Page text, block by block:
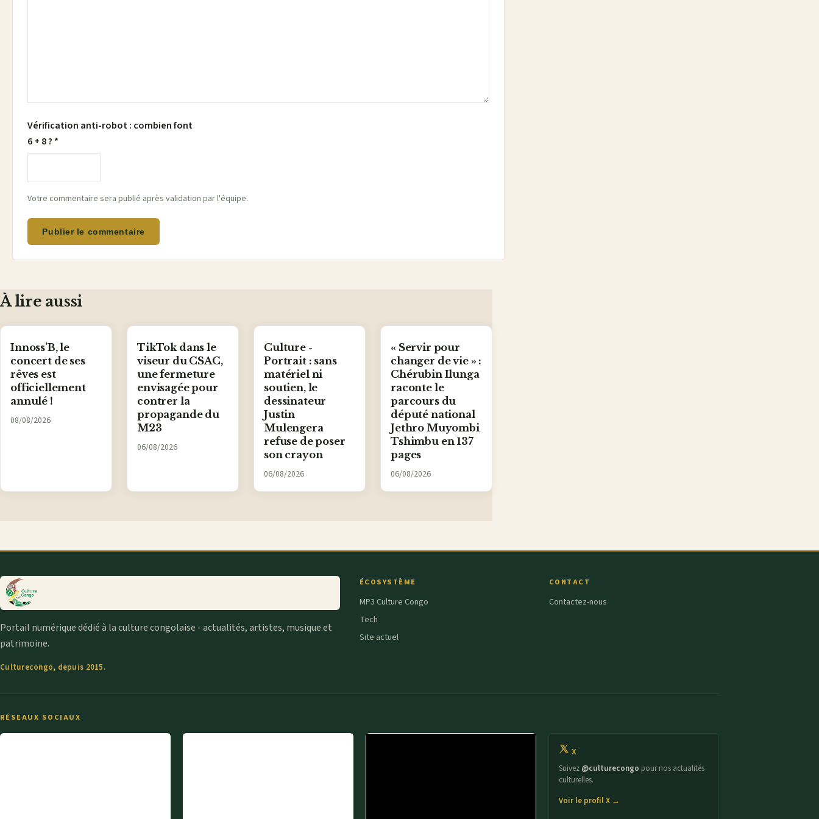
Vérification anti-robot : combien font
6 + 8 ? *
Votre commentaire sera publié après validation par l'équipe.
Publier le commentaire
À lire aussi
Innoss’B, le
concert de ses
rêves est
officiellement
annulé !
08/08/2026
TikTok dans le
viseur du CSAC,
une fermeture
envisagée pour
contrer la
propagande du
M23
06/08/2026
Culture -
Portrait : sans
matériel ni
soutien, le
dessinateur
Justin
Mulengera
refuse de poser
son crayon
06/08/2026
« Servir pour
changer de vie » :
Chérubin Ilunga
raconte le
parcours du
député national
Jethro Muyombi
Tshimbu en 137
pages
06/08/2026
Portail numérique dédié à la culture congolaise - actualités, artistes, musique et
patrimoine.
Culturecongo, depuis 2015.
ÉCOSYSTÈME
MP3 Culture Congo
Tech
Site actuel
CONTACT
Contactez-nous
RÉSEAUX SOCIAUX
X
Suivez @culturecongo pour nos actualités
culturelles.
Voir le profil X →